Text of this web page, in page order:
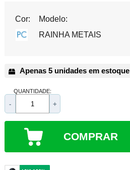
Cor:
Modelo:
RAINHA METAIS
Apenas 5 unidades em estoque
QUANTIDADE:
- +
COMPRAR